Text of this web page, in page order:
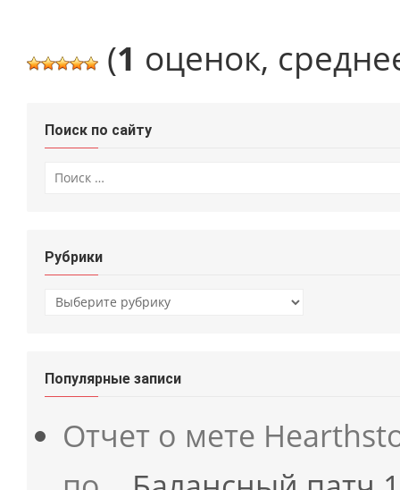
(1 оценок,
Поиск по сайту
Рубрики
Рубрики
Популярные записи
Отчет о мете